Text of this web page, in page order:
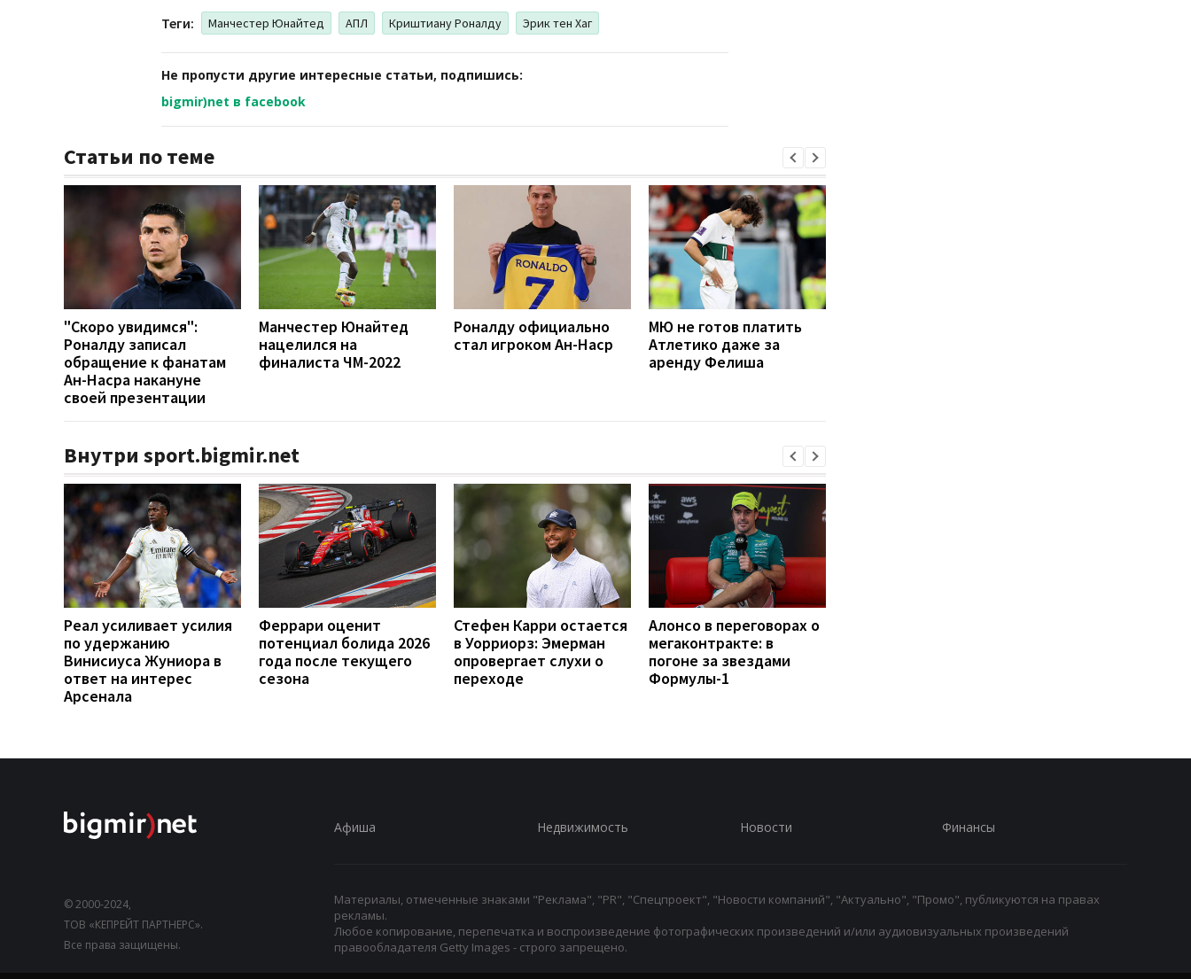
Теги: Манчестер Юнайтед АПЛ Криштиану Роналду Эрик тен Хаг
Не пропусти другие интересные статьи, подпишись:
bigmir)net в facebook
Статьи по теме
"Скоро увидимся":
Роналду записал
обращение к фанатам
Ан-Насра накануне
своей презентации
Манчестер Юнайтед
нацелился на
финалиста ЧМ-2022
Роналду официально
стал игроком Ан-Наср
МЮ не готов платить
Атлетико даже за
аренду Фелиша
Внутри sport.bigmir.net
Реал усиливает усилия
по удержанию
Винисиуса Жуниора в
ответ на интерес
Арсенала
Феррари оценит
потенциал болида 2026
года после текущего
сезона
Стефен Карри остается
в Уорриорз: Эмерман
опровергает слухи о
переходе
Алонсо в переговорах о
мегаконтракте: в
погоне за звездами
Формулы-1
© 2000-2024,
ТОВ «КЕПРЕЙТ ПАРТНЕРС».
Все права защищены.
Афиша Недвижимость Новости Финансы
Материалы, отмеченные знаками "Реклама", "PR", "Спецпроект", "Новости компаний", "Актуально", "Промо", публикуются на правах
рекламы.
Любое копирование, перепечатка и воспроизведение фотографических произведений и/или аудиовизуальных произведений
правообладателя Getty Images - строго запрещено.